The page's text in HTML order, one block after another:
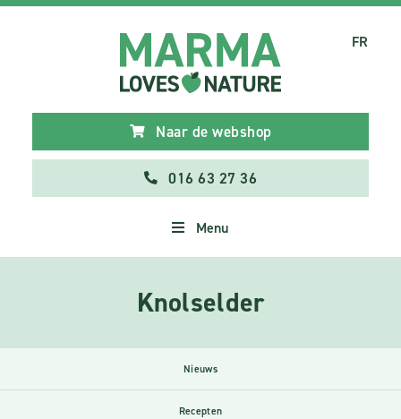
Naar de webshop
016 63 27 36
Menu
FR
Knolselder
Nieuws
Recepten